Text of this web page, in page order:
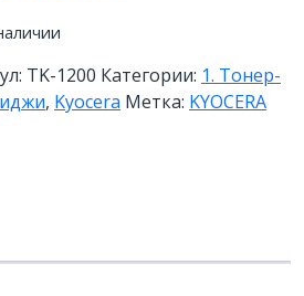
TK-1200 Категории: 1. Тонер-
, Kyocera Метка: KYOCERA